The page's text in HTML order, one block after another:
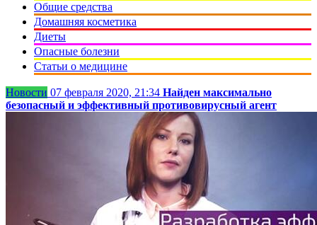
Общие средства
Домашняя косметика
Диеты
Опасные болезни
Статьи о медицине
Новости 07 февраля 2020, 21:34 Найден максимально
безопасный и эффективный противовирусный агент